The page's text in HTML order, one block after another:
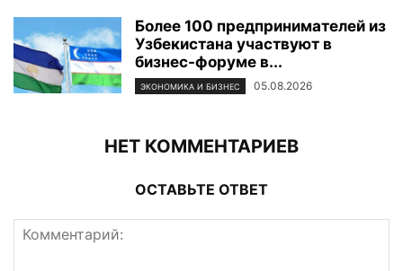
Более 100 предпринимателей из
Узбекистана участвуют в
бизнес-форуме в...
ЭКОНОМИКА И БИЗНЕС 05.08.2026
НЕТ КОММЕНТАРИЕВ
ОСТАВЬТЕ ОТВЕТ